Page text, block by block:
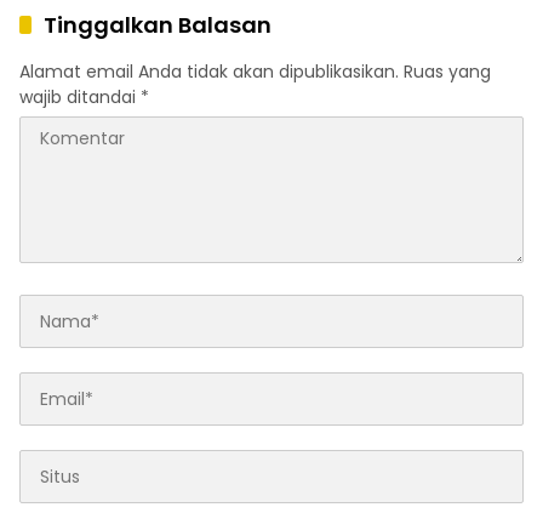
Tinggalkan Balasan
Alamat email Anda tidak akan dipublikasikan. Ruas yang
wajib ditandai *